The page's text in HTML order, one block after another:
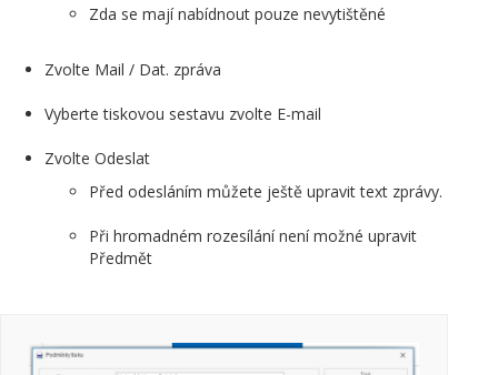
Zda se mají nabídnout pouze nevytištěné
Zvolte Mail / Dat. zpráva
Vyberte tiskovou sestavu zvolte E-mail
Zvolte Odeslat
Před odesláním můžete ještě upravit text zprávy.
Při hromadném rozesílání není možné upravit
Předmět